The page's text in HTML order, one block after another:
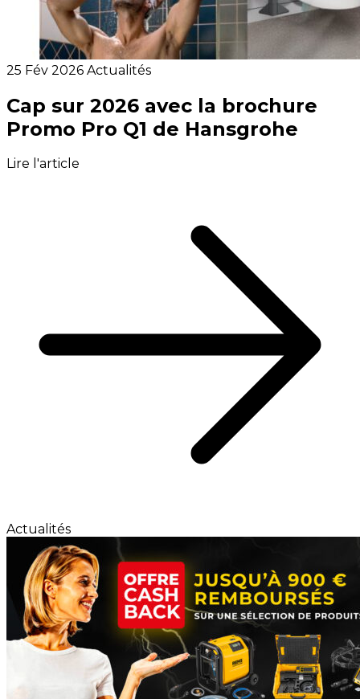
25 Fév 2026 Actualités
Cap sur 2026 avec la brochure
Promo Pro Q1 de Hansgrohe
Lire l'article
Actualités